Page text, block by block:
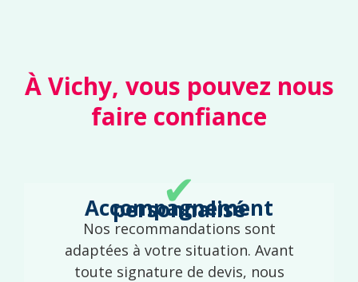
À Vichy, vous pouvez nous
faire confiance
✔
Accompagnement personnalisé
Nos recommandations sont
adaptées à votre situation. Avant
toute signature de devis, nous